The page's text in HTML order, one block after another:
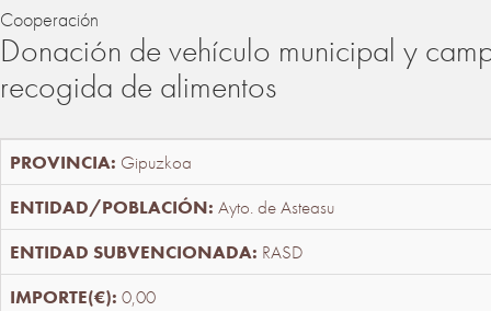
Cooperación
Donación de vehículo municipal y
recogida de alimentos
Gipuzkoa
Ayto. de Asteasu
RASD
0,00